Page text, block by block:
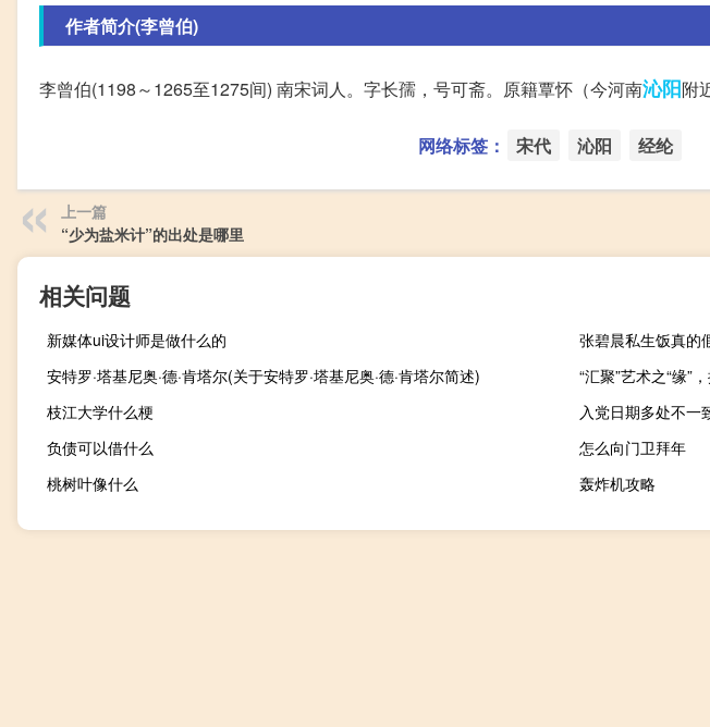
作者简介(李曾伯)
李曾伯(1198～1265至1275间) 南宋词人。字长孺，号可斋。原籍覃怀（今河南沁阳附
网络标签： 宋代 沁阳 经纶
上一篇
“少为盐米计”的出处是哪里
相关问题
新媒体ui设计师是做什么的
张碧晨私生饭真的
安特罗·塔基尼奥·德·肯塔尔(关于安特罗·塔基尼奥·德·肯塔尔简述)
“汇聚”艺术之“缘”
枝江大学什么梗
入党日期多处不一
负债可以借什么
怎么向门卫拜年
桃树叶像什么
轰炸机攻略